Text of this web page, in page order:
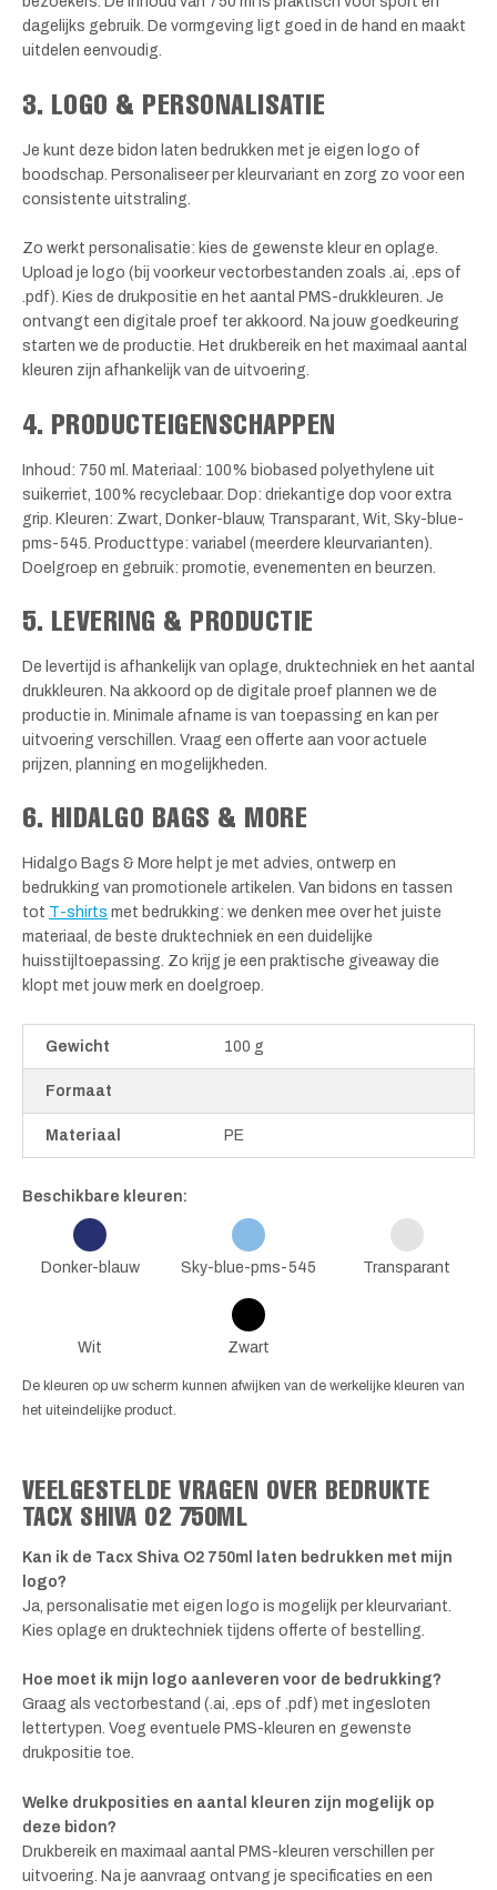
dagelijks gebruik. De vormgeving ligt goed in de hand en maakt
uitdelen eenvoudig.
3. LOGO & PERSONALISATIE
Je kunt deze bidon laten bedrukken met je eigen logo of
boodschap. Personaliseer per kleurvariant en zorg zo voor een
consistente uitstraling.
Zo werkt personalisatie: kies de gewenste kleur en oplage.
Upload je logo (bij voorkeur vectorbestanden zoals .ai, .eps of
.pdf). Kies de drukpositie en het aantal PMS-drukkleuren. Je
ontvangt een digitale proef ter akkoord. Na jouw goedkeuring
starten we de productie. Het drukbereik en het maximaal aantal
kleuren zijn afhankelijk van de uitvoering.
4. PRODUCTEIGENSCHAPPEN
Inhoud: 750 ml. Materiaal: 100% biobased polyethylene uit
suikerriet, 100% recyclebaar. Dop: driekantige dop voor extra
grip. Kleuren: Zwart, Donker-blauw, Transparant, Wit, Sky-blue-
pms-545. Producttype: variabel (meerdere kleurvarianten).
Doelgroep en gebruik: promotie, evenementen en beurzen.
5. LEVERING & PRODUCTIE
De levertijd is afhankelijk van oplage, druktechniek en het aantal
drukkleuren. Na akkoord op de digitale proef plannen we de
productie in. Minimale afname is van toepassing en kan per
uitvoering verschillen. Vraag een offerte aan voor actuele
prijzen, planning en mogelijkheden.
6. HIDALGO BAGS & MORE
Hidalgo Bags & More helpt je met advies, ontwerp en
bedrukking van promotionele artikelen. Van bidons en tassen
tot T-shirts met bedrukking: we denken mee over het juiste
materiaal, de beste druktechniek en een duidelijke
huisstijltoepassing. Zo krijg je een praktische giveaway die
klopt met jouw merk en doelgroep.
Gewicht 100 g
Formaat
Materiaal PE
Beschikbare kleuren:
Donker-blauw Sky-blue-pms-545 Transparant
Wit Zwart
De kleuren op uw scherm kunnen afwijken van de werkelijke kleuren van
het uiteindelijke product.
VEELGESTELDE VRAGEN OVER BEDRUKTE
TACX SHIVA O2 750ML
Kan ik de Tacx Shiva O2 750ml laten bedrukken met mijn
logo?
Ja, personalisatie met eigen logo is mogelijk per kleurvariant.
Kies oplage en druktechniek tijdens offerte of bestelling.
Hoe moet ik mijn logo aanleveren voor de bedrukking?
Graag als vectorbestand (.ai, .eps of .pdf) met ingesloten
lettertypen. Voeg eventuele PMS-kleuren en gewenste
drukpositie toe.
Welke drukposities en aantal kleuren zijn mogelijk op
deze bidon?
Drukbereik en maximaal aantal PMS-kleuren verschillen per
uitvoering. Na je aanvraag ontvang je specificaties en een